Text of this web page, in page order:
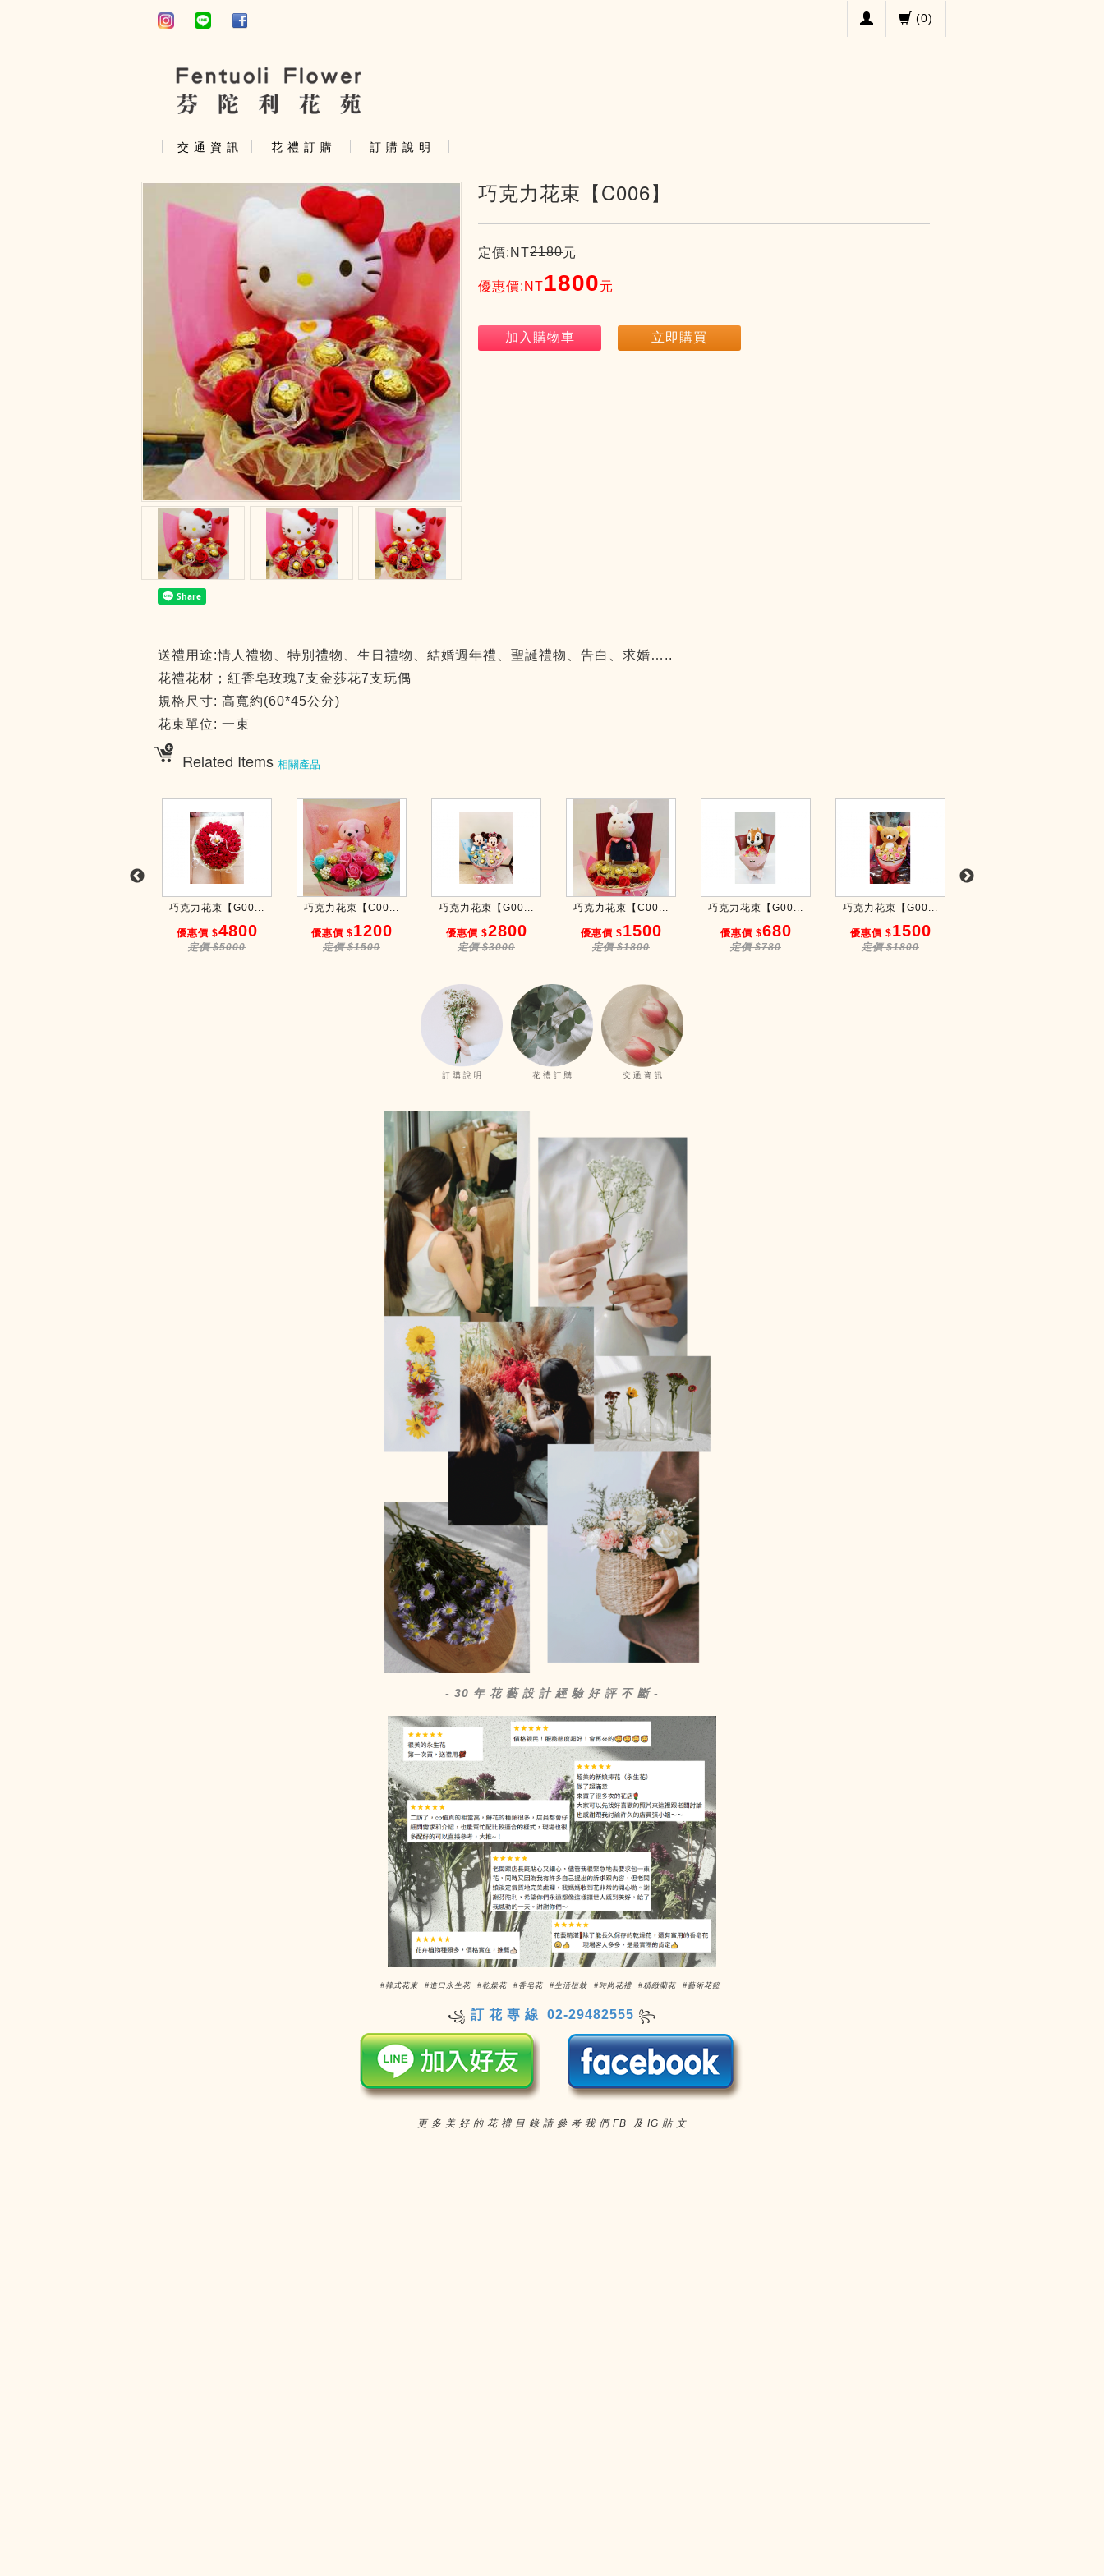
(0)
交 通 資 訊 花 禮 訂 購 訂 購 說 明
巧克力花束【C006】
定價:NT2180元
優惠價:NT1800元
加入購物車 立即購買
送禮用途:情人禮物、特別禮物、生日禮物、結婚週年禮、聖誕禮物、告白、求婚…..
花禮花材；紅香皂玫瑰7支金莎花7支玩偶
規格尺寸: 高寬約(60*45公分)
花束單位: 一束
Related Items 相關產品
巧克力花束【G00...
優惠價 $4800
定價 $5000
巧克力花束【C00...
優惠價 $1200
定價 $1500
巧克力花束【G00...
優惠價 $2800
定價 $3000
巧克力花束【C00...
優惠價 $1500
定價 $1800
巧克力花束【G00...
優惠價 $680
定價 $780
巧克力花束【G00...
優惠價 $1500
定價 $1800
- 30 年 花 藝 設 計 經 驗 好 評 不 斷 -
#韓式花束 #進口永生花 #乾燥花 #香皂花 #生活植栽 #時尚花禮 #精緻蘭花 #藝術花籃
꧁ 訂 花 專 線 02-29482555 ꧂
更 多 美 好 的 花 禮 目 錄 請 參 考 我 們 FB 及 IG 貼 文